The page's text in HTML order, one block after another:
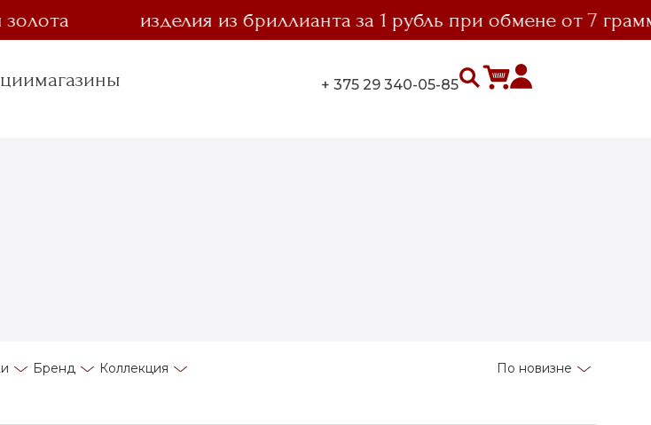
изделия из бриллианта за 1 рубль при обмене от 7 грамм
магазины + 375 29 340-05-85
Бренд Коллекция По новизне